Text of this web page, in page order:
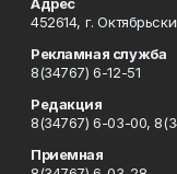
452614, г.
Рекламная служба
8(34767) 6-12-51
Редакция
8(34767) 6-03-00,
Приемная